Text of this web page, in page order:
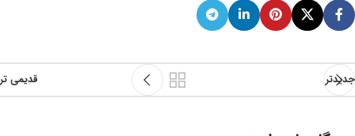
جدیدتر قدیمی تر